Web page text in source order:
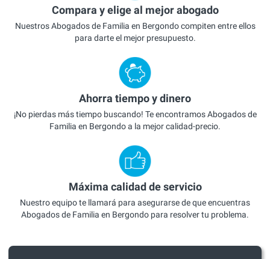
Compara y elige al mejor abogado
Nuestros Abogados de Familia en Bergondo compiten entre ellos
para darte el mejor presupuesto.
Ahorra tiempo y dinero
¡No pierdas más tiempo buscando! Te encontramos Abogados de
Familia en Bergondo a la mejor calidad-precio.
Máxima calidad de servicio
Nuestro equipo te llamará para asegurarse de que encuentras
Abogados de Familia en Bergondo para resolver tu problema.